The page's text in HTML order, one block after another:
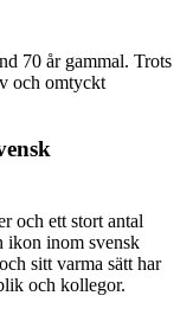
70 år gammal. Trots
och omtyckt
och ett stort antal
ikon inom svensk
sitt varma sätt har
och kollegor.